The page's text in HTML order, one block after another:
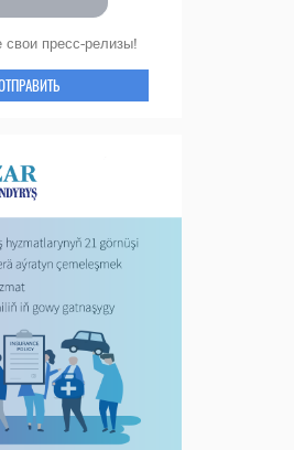
свои пресс-релизы!